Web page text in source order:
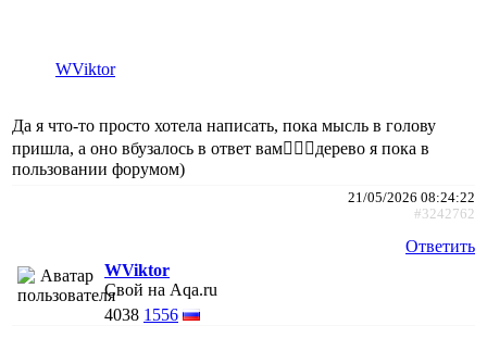
WViktor
Да я что-то просто хотела написать, пока мысль в голову
пришла, а оно вбузалось в ответ вам🤷🏼‍♀️дерево я пока в
пользовании форумом)
21/05/2026 08:24:22
#3242762
Ответить
WViktor
Свой на Aqa.ru
4038 1556